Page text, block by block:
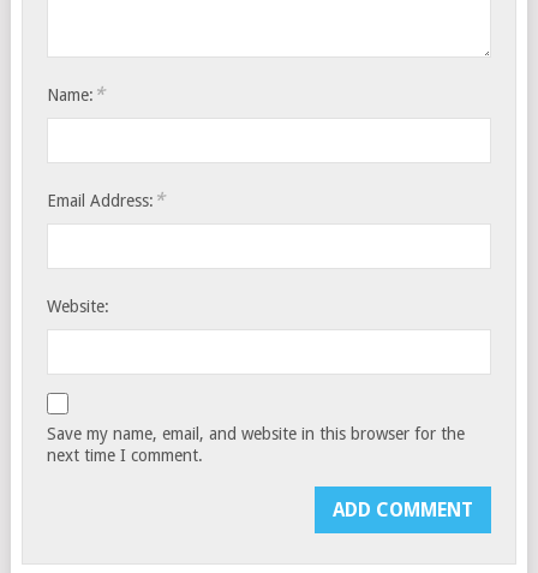
Name: *
Email Address: *
Website:
Save my name, email, and website in this browser for the
next time I comment.